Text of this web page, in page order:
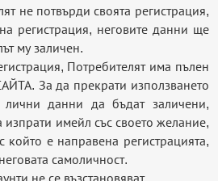
не потвърди своята регистрация,
регистрация, неговите данни ще
му заличен.
Потребителят има пълен
За да прекрати използването
данни да бъдат заличени,
изпрати имейл със своето желание,
който е направена регистрацията,
самоличност.
не се възстановяват.